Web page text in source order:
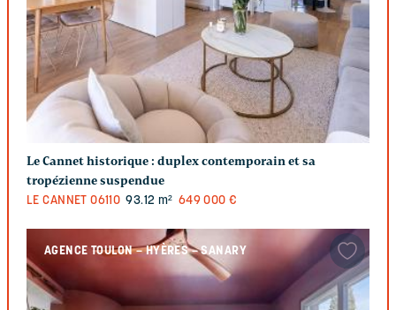
Le Cannet historique : duplex contemporain et sa
tropézienne suspendue
LE CANNET 06110 93.12 m² 649 000 €
AGENCE TOULON – HYÈRES – SANARY